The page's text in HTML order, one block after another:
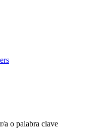
a o palabra clave